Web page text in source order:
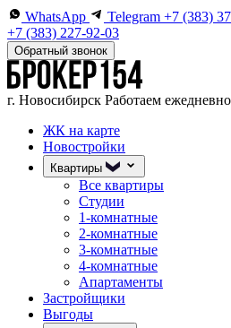
WhatsApp Telegram +7 (383)
+7 (383) 227-92-03
Обратный звонок
г. Новосибирск Работаем
ЖК на карте
Новостройки
Квартиры
Все квартиры
Студии
1-комнатные
2-комнатные
3-комнатные
4-комнатные
Апартаменты
Застройщики
Выгоды